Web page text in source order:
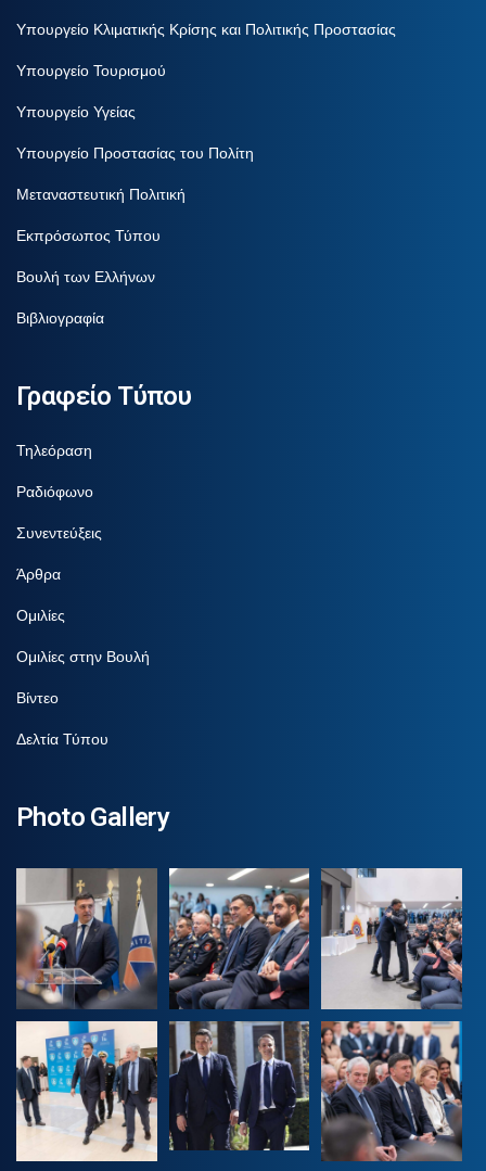
Υπουργείο Κλιματικής Κρίσης και Πολιτικής Προστασίας
Υπουργείο Τουρισμού
Υπουργείο Υγείας
Υπουργείο Προστασίας του Πολίτη
Μεταναστευτική Πολιτική
Εκπρόσωπος Τύπου
Βουλή των Ελλήνων
Βιβλιογραφία
Γραφείο Τύπου
Τηλεόραση
Ραδιόφωνο
Συνεντεύξεις
Άρθρα
Ομιλίες
Ομιλίες στην Βουλή
Βίντεο
Δελτία Τύπου
Photo Gallery